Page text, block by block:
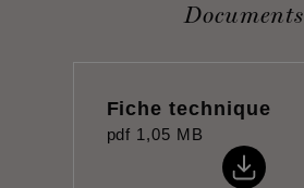
Documents
Fiche technique
pdf 1,05 MB